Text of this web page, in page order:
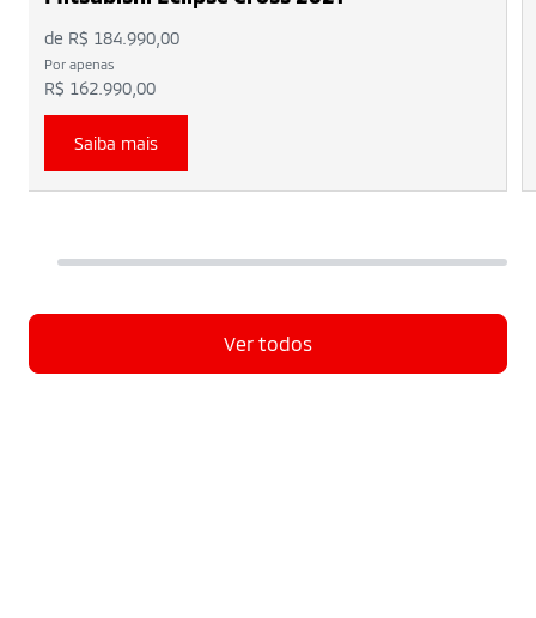
de R$ 184.990,00
Por apenas
R$ 162.990,00
Saiba mais
Ver todos